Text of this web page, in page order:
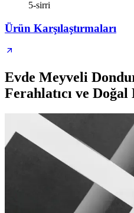
5-sirri
Ürün Karşılaştırmaları
Evde Meyveli
Ferahlatıcı ve Doğal